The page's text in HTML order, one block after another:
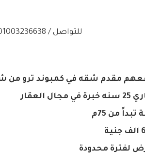
للتواصل / 01003236638
من 75م